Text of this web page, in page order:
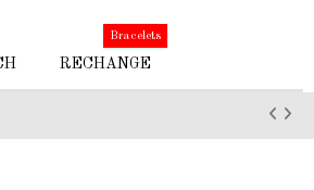
RECHANGE
Bracelets